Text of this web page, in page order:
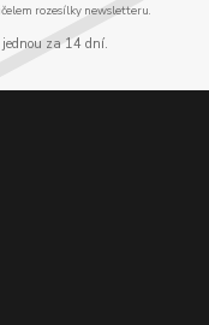
rozesílky newsletteru.
za 14 dní.